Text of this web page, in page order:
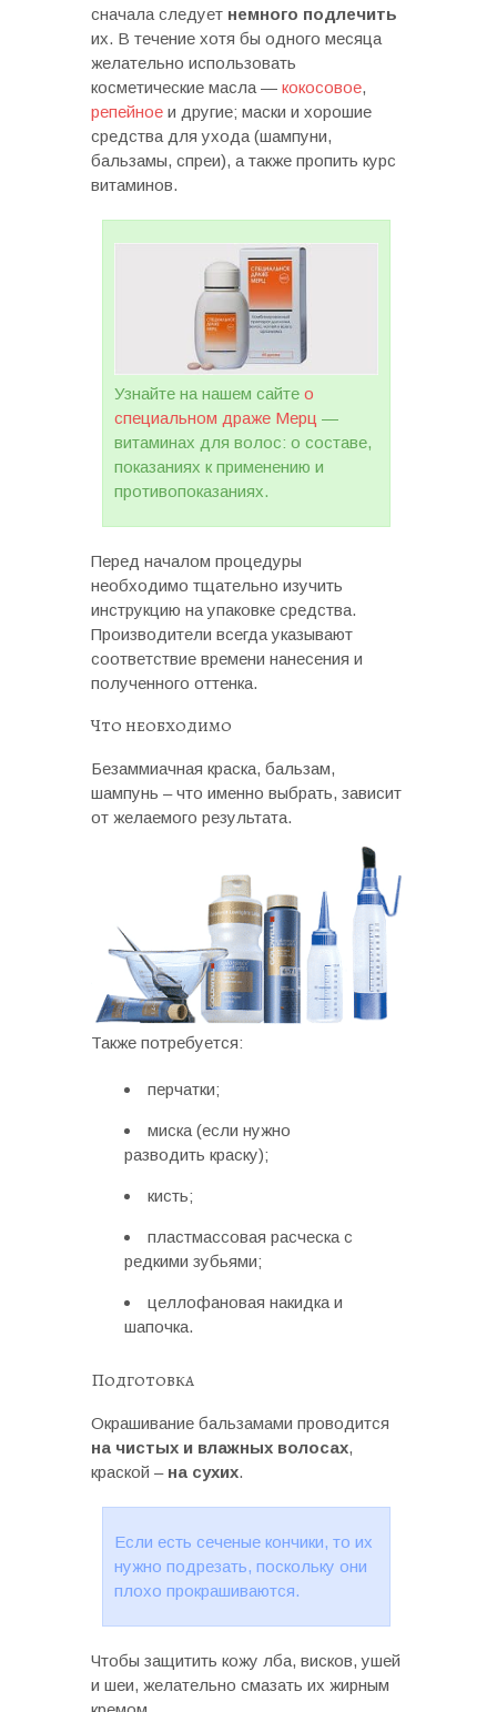
сначала следует немного подлечить
их. В течение хотя бы одного месяца
желательно использовать
косметические масла — кокосовое,
репейное и другие; маски и хорошие
средства для ухода (шампуни,
бальзамы, спреи), а также пропить курс
витаминов.
Узнайте на нашем сайте о
специальном драже Мерц —
витаминах для волос: о составе,
показаниях к применению и
противопоказаниях.
Перед началом процедуры
необходимо тщательно изучить
инструкцию на упаковке средства.
Производители всегда указывают
соответствие времени нанесения и
полученного оттенка.
Что необходимо
Безаммиачная краска, бальзам,
шампунь – что именно выбрать, зависит
от желаемого результата.
Также потребуется:
перчатки;
миска (если нужно
разводить краску);
кисть;
пластмассовая расческа с
редкими зубьями;
целлофановая накидка и
шапочка.
Подготовка
Окрашивание бальзамами проводится
на чистых и влажных волосах,
краской – на сухих.
Если есть сеченые кончики, то их
нужно подрезать, поскольку они
плохо прокрашиваются.
Чтобы защитить кожу лба, висков, ушей
и шеи, желательно смазать их жирным